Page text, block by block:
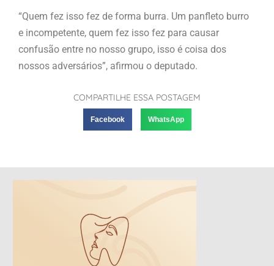
“Quem fez isso fez de forma burra. Um panfleto burro
e incompetente, quem fez isso fez para causar
confusão entre no nosso grupo, isso é coisa dos
nossos adversários”, afirmou o deputado.
COMPARTILHE ESSA POSTAGEM
Facebook WhatsApp